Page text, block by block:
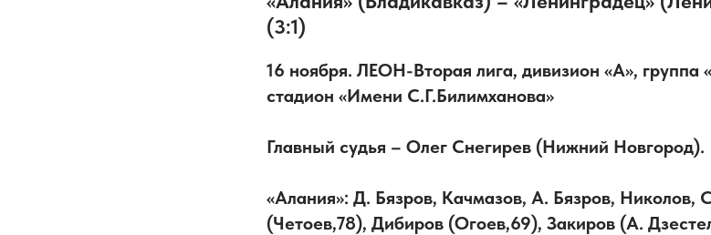
(3:1)
16 ноября. ЛЕОН-Вторая лига, дивизион «А», группа
стадион «Имени С.Г.Билимханова»
Главный судья – Олег Снегирев (Нижний Новгород).
«Алания»: Д. Бязров, Качмазов, А. Бязров, Николов,
(Четоев,78), Дибиров (Огоев,69), Закиров (А.